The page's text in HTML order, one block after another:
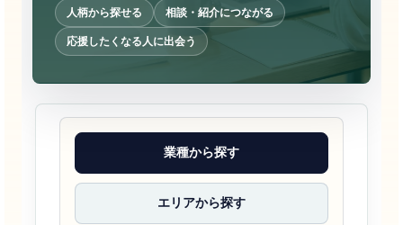
人柄から探せる 相談・紹介につながる
応援したくなる人に出会う
業種から探す
エリアから探す